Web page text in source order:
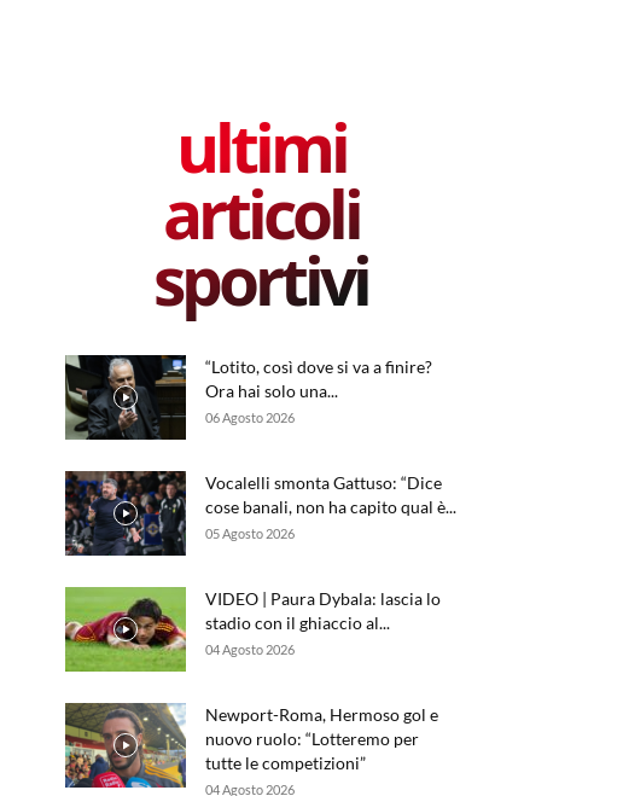
ultimi
articoli
sportivi
“Lotito, così dove si va a finire?
Ora hai solo una...
06 Agosto 2026
Vocalelli smonta Gattuso: “Dice
cose banali, non ha capito qual è...
05 Agosto 2026
VIDEO | Paura Dybala: lascia lo
stadio con il ghiaccio al...
04 Agosto 2026
Newport-Roma, Hermoso gol e
nuovo ruolo: “Lotteremo per
tutte le competizioni”
04 Agosto 2026